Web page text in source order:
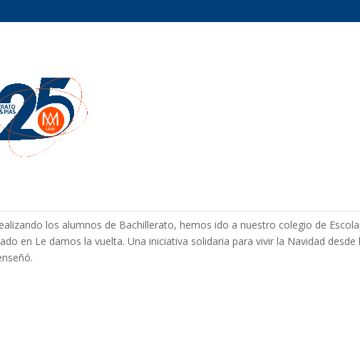
MIRAFLORES
los alumnos de Bachillerato, hemos ido a nuestro colegio de
en Le damos la vuelta. Una iniciativa solidaria para vivir la Navidad desde